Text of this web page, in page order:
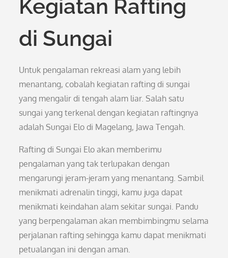
Kegiatan Rafting
di Sungai
Untuk pengalaman rekreasi alam yang lebih
menantang, cobalah kegiatan rafting di sungai
yang mengalir di tengah alam liar. Salah satu
sungai yang terkenal dengan kegiatan raftingnya
adalah Sungai Elo di Magelang, Jawa Tengah.
Rafting di Sungai Elo akan memberimu
pengalaman yang tak terlupakan dengan
mengarungi jeram-jeram yang menantang. Sambil
menikmati adrenalin tinggi, kamu juga dapat
menikmati keindahan alam sekitar sungai. Pandu
yang berpengalaman akan membimbingmu selama
perjalanan rafting sehingga kamu dapat menikmati
petualangan ini dengan aman.